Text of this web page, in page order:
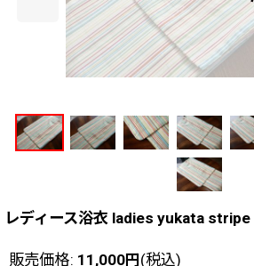
レディース浴衣 ladies yukata stripe
販売価格: 11,000円(税込)